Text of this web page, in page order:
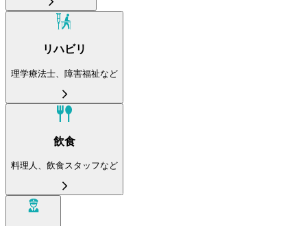
リハビリ
理学療法士、障害福祉など
飲食
料理人、飲食スタッフなど